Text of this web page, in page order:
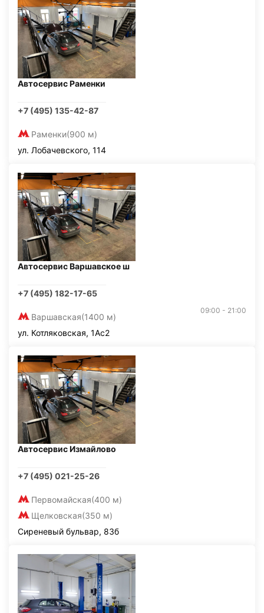
Автосервис Раменки
+7 (495) 135-42-87
Раменки(900 м)
ул. Лобачевского, 114
Автосервис Варшавское ш
+7 (495) 182-17-65
Варшавская(1400 м)
09:00 - 21:00
ул. Котляковская, 1Ас2
Автосервис Измайлово
+7 (495) 021-25-26
Первомайская(400 м)
Щелковская(350 м)
Сиреневый бульвар, 83б